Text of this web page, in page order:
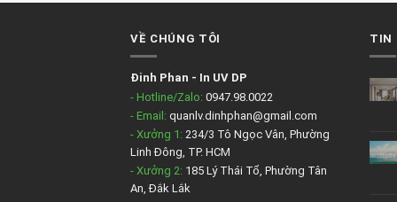
VỀ CHÚNG TÔI
Đinh Phan - In UV DP
- Hotline/Zalo: 0947.98.0022
- Email: quanlv.dinhphan@gmail.com
- Xưởng 1: 234/3 Tô Ngọc Vân, Phường
Linh Đông, TP. HCM
- Xưởng 2: 185 Lý Thái Tổ, Phường Tân
An, Đắk Lắk
TIN